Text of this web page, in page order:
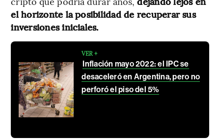
el horizonte la posibilidad de recuperar sus
inversiones iniciales.
VER +
Inflación mayo 2022: el IPC se
desaceleró en Argentina, pero no
perforó el piso del 5%